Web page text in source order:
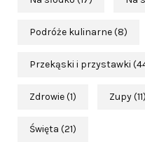
Podróże kulinarne(8)
Przekąski i przystawki
Zdrowie(1) Zupy(11)
Święta (21)